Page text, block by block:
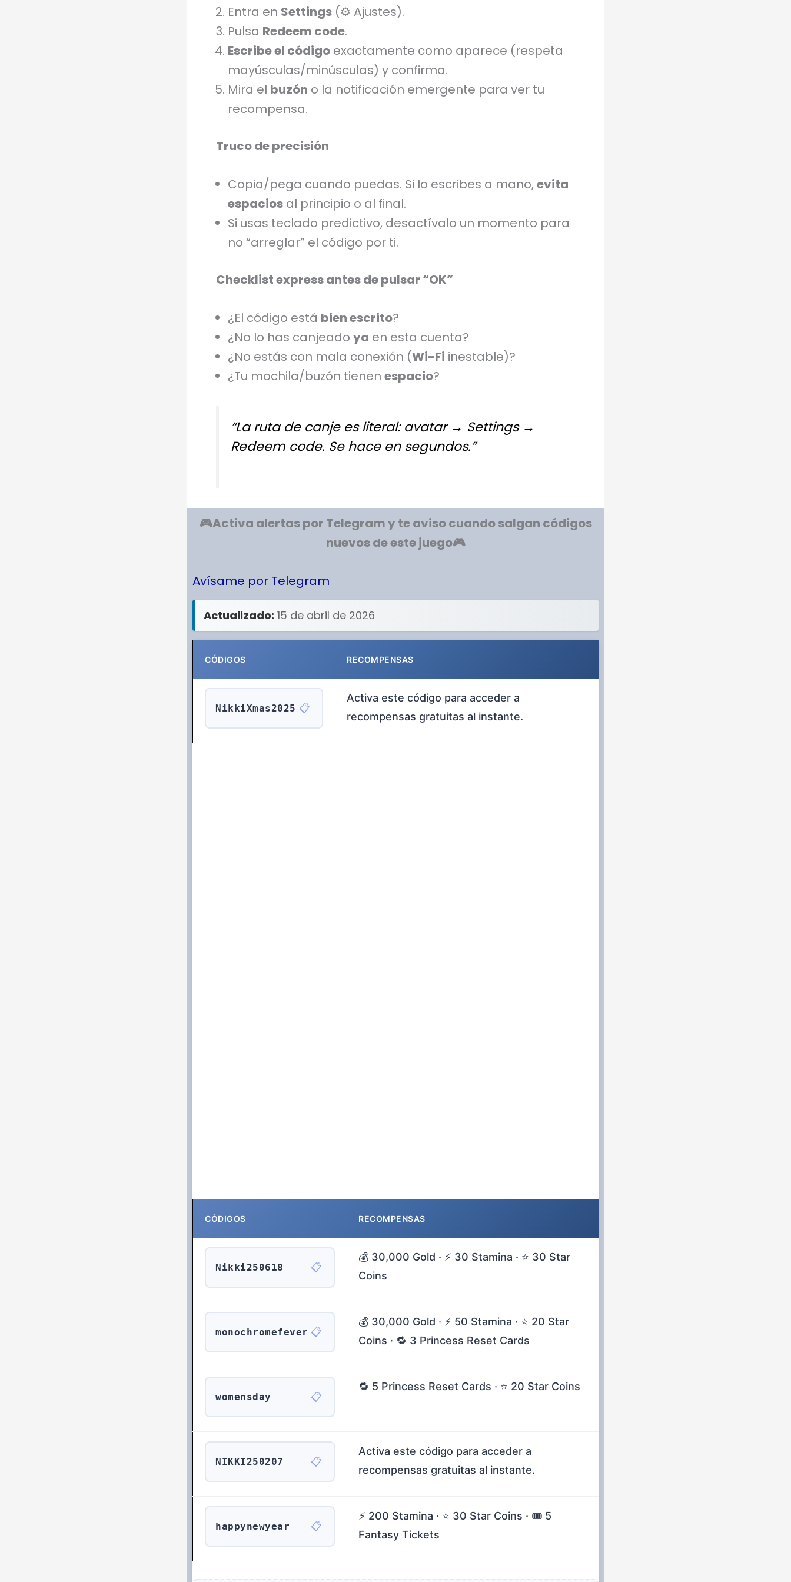
Entra en Settings (⚙️ Ajustes).
Pulsa Redeem code.
Escribe el código exactamente como aparece (respeta
mayúsculas/minúsculas) y confirma.
Mira el buzón o la notificación emergente para ver tu
recompensa.
Truco de precisión
Copia/pega cuando puedas. Si lo escribes a mano, evita
espacios al principio o al final.
Si usas teclado predictivo, desactívalo un momento para
no “arreglar” el código por ti.
Checklist express antes de pulsar “OK”
¿El código está bien escrito?
¿No lo has canjeado ya en esta cuenta?
¿No estás con mala conexión (Wi-Fi inestable)?
¿Tu mochila/buzón tienen espacio?
“La ruta de canje es literal: avatar → Settings →
Redeem code. Se hace en segundos.”
🎮Activa alertas por Telegram y te aviso cuando salgan códigos
nuevos de este juego🎮
Avísame por Telegram
Actualizado: 15 de abril de 2026
CÓDIGOS RECOMPENSAS
NikkiXmas2025 📋
Activa este código para acceder a
recompensas gratuitas al instante.
CÓDIGOS RECOMPENSAS
Nikki250618 📋
💰 30,000 Gold · ⚡ 30 Stamina · ⭐ 30 Star
Coins
monochromefever 📋
💰 30,000 Gold · ⚡ 50 Stamina · ⭐ 20 Star
Coins · 🔁 3 Princess Reset Cards
womensday 📋
🔁 5 Princess Reset Cards · ⭐ 20 Star Coins
NIKKI250207 📋
Activa este código para acceder a
recompensas gratuitas al instante.
happynewyear 📋
⚡ 200 Stamina · ⭐ 30 Star Coins · 🎟️ 5
Fantasy Tickets